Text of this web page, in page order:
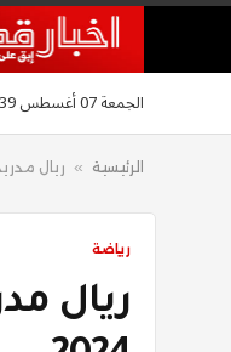
الجمعة 07 أغسطس 12:39 م
الرئيسية » ريال مدريد
رياضة